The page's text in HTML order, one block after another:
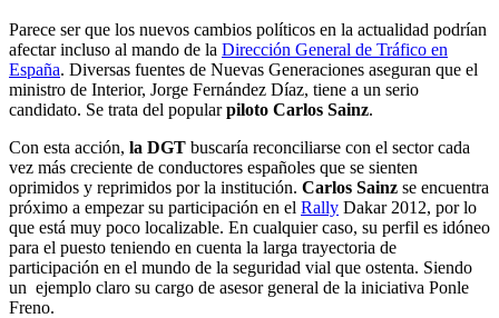
Parece ser que los nuevos cambios políticos en la actualidad podrían
afectar incluso al mando de la Dirección General de Tráfico en
España. Diversas fuentes de Nuevas Generaciones aseguran que el
ministro de Interior, Jorge Fernández Díaz, tiene a un serio
candidato. Se trata del popularpiloto Carlos Sainz.
Con esta acción, la DGT buscaría reconciliarse con el sector cada
vez más creciente de conductores españoles que se sienten
oprimidos y reprimidos por la institución. Carlos Sainz se encuentra
próximo a empezar su participación en el Rally Dakar 2012, por lo
que está muy poco localizable. En cualquier caso, su perfil es idóneo
para el puesto teniendo en cuenta la larga trayectoria de
participación en el mundo de la seguridad vial que ostenta. Siendo
un ejemplo claro su cargo de asesor general de la iniciativa Ponle
Freno.